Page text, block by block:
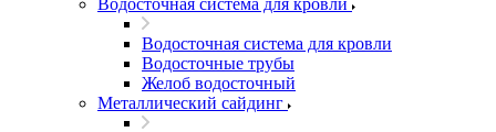
Водосточная система для кровли
Водосточная система для кровли
Водосточные трубы
Желоб водосточный
Металлический сайдинг